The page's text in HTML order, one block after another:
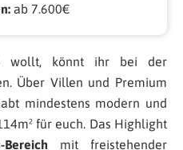
ab 7.600€
wollt, könnt ihr bei der
Über Villen und Premium
mindestens modern und
für euch. Das Highlight
mit freistehender